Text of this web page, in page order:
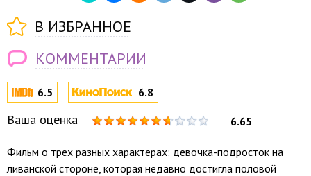
6.5 6.8
Ваша оценка 6.65
Фильм о трех разных характерах: девочка-подросток на
ливанской стороне, которая недавно достигла половой
В ИЗБРАННОЕ
КОММЕНТАРИИ